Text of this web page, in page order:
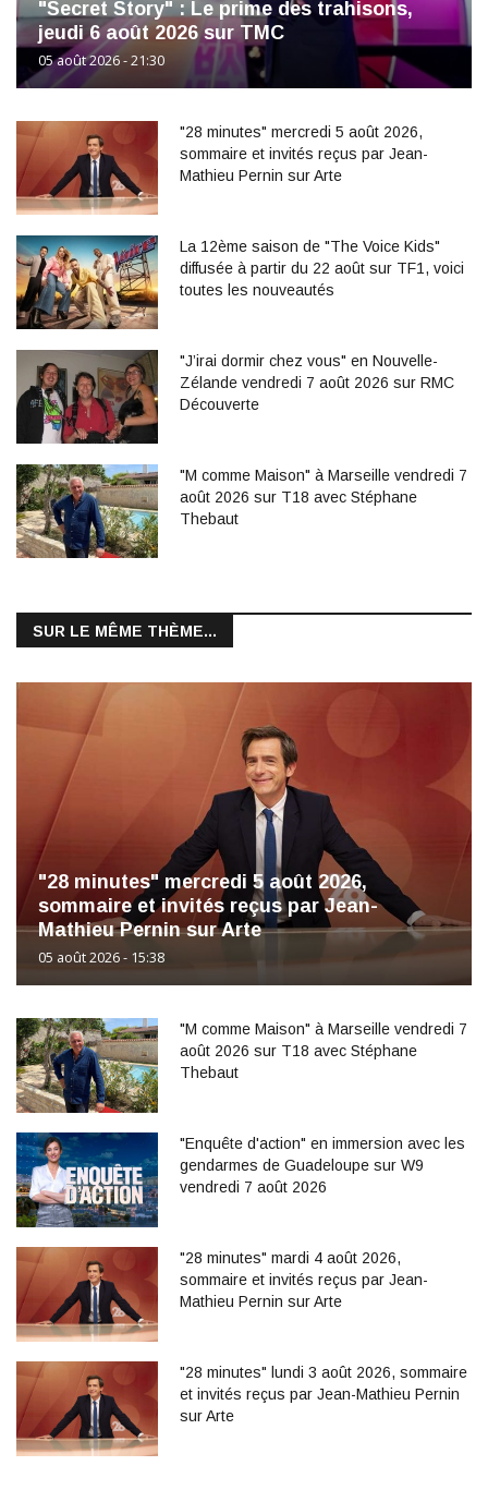
"Secret Story" : Le prime des trahisons,
jeudi 6 août 2026 sur TMC
05 août 2026 - 21:30
"28 minutes" mercredi 5 août 2026,
sommaire et invités reçus par Jean-
Mathieu Pernin sur Arte
La 12ème saison de "The Voice Kids"
diffusée à partir du 22 août sur TF1, voici
toutes les nouveautés
"J’irai dormir chez vous" en Nouvelle-
Zélande vendredi 7 août 2026 sur RMC
Découverte
"M comme Maison" à Marseille vendredi 7
août 2026 sur T18 avec Stéphane
Thebaut
SUR LE MÊME THÈME...
"28 minutes" mercredi 5 août 2026,
sommaire et invités reçus par Jean-
Mathieu Pernin sur Arte
05 août 2026 - 15:38
"M comme Maison" à Marseille vendredi 7
août 2026 sur T18 avec Stéphane
Thebaut
"Enquête d'action" en immersion avec les
gendarmes de Guadeloupe sur W9
vendredi 7 août 2026
"28 minutes" mardi 4 août 2026,
sommaire et invités reçus par Jean-
Mathieu Pernin sur Arte
"28 minutes" lundi 3 août 2026, sommaire
et invités reçus par Jean-Mathieu Pernin
sur Arte